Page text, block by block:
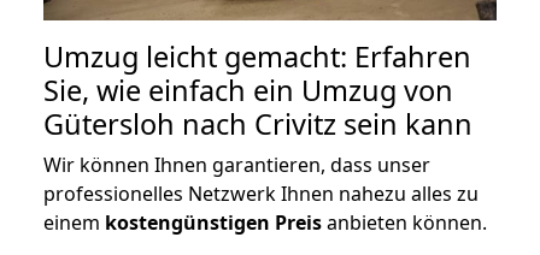
Umzug leicht gemacht: Erfahren
Sie, wie einfach ein Umzug von
Gütersloh nach Crivitz sein kann
Wir können Ihnen garantieren, dass unser
professionelles Netzwerk Ihnen nahezu alles zu
einem kostengünstigen Preisanbieten können.